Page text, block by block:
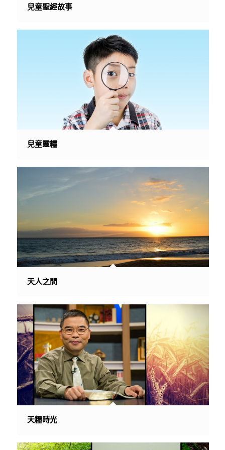
兒童聖經故事
兒童靈糧
天人之間
天糧時光